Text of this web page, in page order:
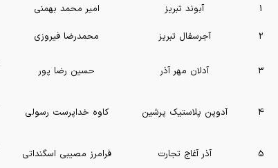
1
آبوند تبریز امیر محمد بهمنی
2
آجرسفال تبریز محمدرضا فیروزی
3 آدلان مهر آذر حسین رضا پور
4 آدوپن پلاستیک پرشین کاوه خداپرست رسولی
5 آذر آغاج تجارت فرامرز مصیبی اسگنداتی